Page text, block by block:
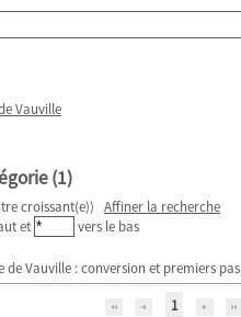
Vauville
(1)
croissant(e)) Affiner la recherche
et vers le bas
de Vauville : conversion et premiers pas
1